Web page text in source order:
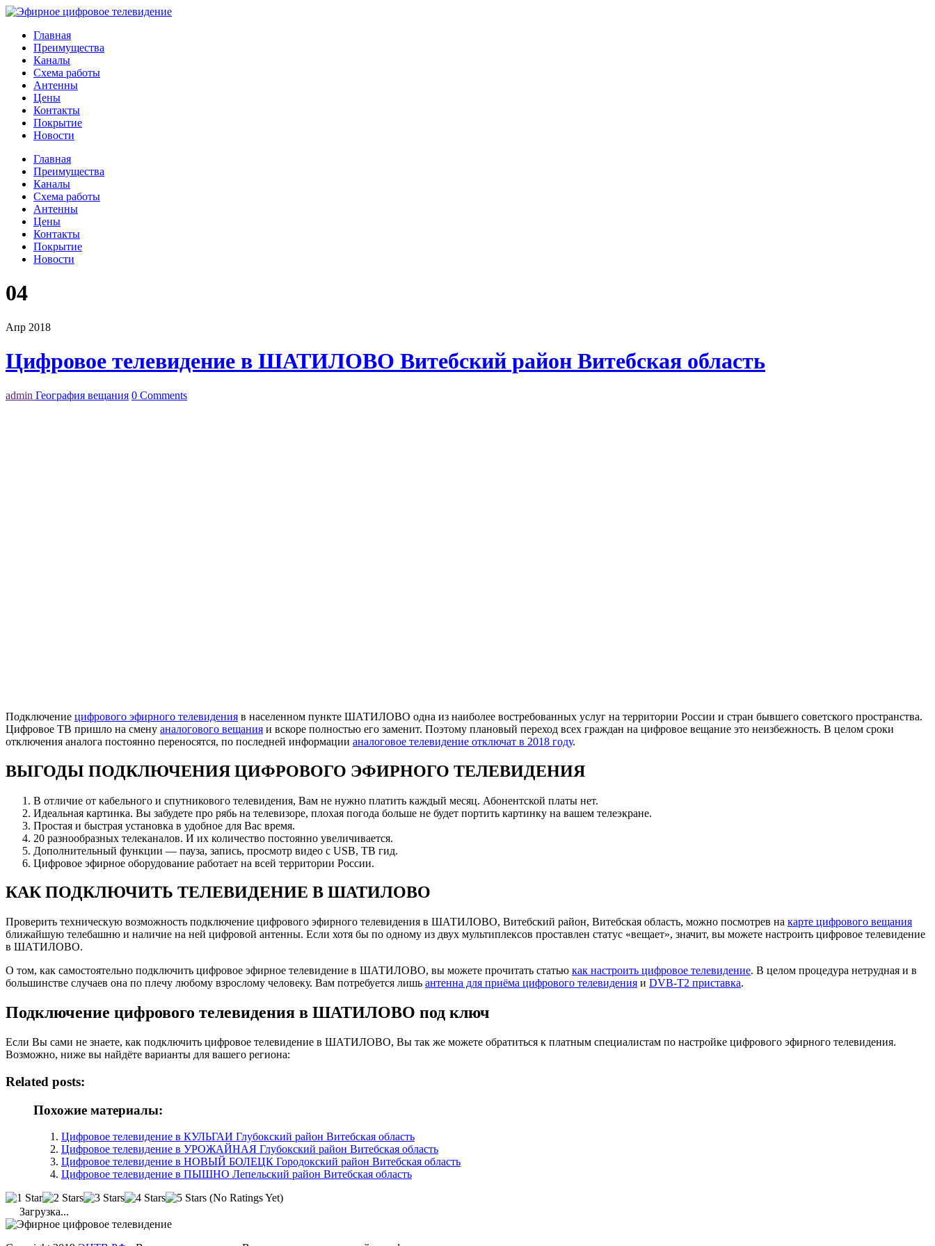
Главная
Преимущества
Каналы
Схема работы
Антенны
Цены
Контакты
Покрытие
Новости
Главная
Преимущества
Каналы
Схема работы
Антенны
Цены
Контакты
Покрытие
Новости
04
Апр 2018
Цифровое телевидение в ШАТИЛОВО Витебский район Витебская область
admin География вещания 0 Comments
Подключение цифрового эфирного телевидения в населенном пункте ШАТИЛОВО одна из наиболее востребованных услуг на территории России и стран бывшего советского пространства.
Цифровое ТВ пришло на смену аналогового вещания и вскоре полностью его заменит. Поэтому плановый переход всех граждан на цифровое вещание это неизбежность. В целом сроки
отключения аналога постоянно переносятся, по последней информации аналоговое телевидение отключат в 2018 году.
ВЫГОДЫ ПОДКЛЮЧЕНИЯ ЦИФРОВОГО ЭФИРНОГО ТЕЛЕВИДЕНИЯ
В отличие от кабельного и спутникового телевидения, Вам не нужно платить каждый месяц. Абонентской платы нет.
Идеальная картинка. Вы забудете про рябь на телевизоре, плохая погода больше не будет портить картинку на вашем телеэкране.
Простая и быстрая установка в удобное для Вас время.
20 разнообразных телеканалов. И их количество постоянно увеличивается.
Дополнительный функции — пауза, запись, просмотр видео с USB, ТВ гид.
Цифровое эфирное оборудование работает на всей территории России.
КАК ПОДКЛЮЧИТЬ ТЕЛЕВИДЕНИЕ В ШАТИЛОВО
Проверить техническую возможность подключение цифрового эфирного телевидения в ШАТИЛОВО, Витебский район, Витебская область, можно посмотрев на карте цифрового вещания
ближайшую телебашню и наличие на ней цифровой антенны. Если хотя бы по одному из двух мультиплексов проставлен статус «вещает», значит, вы можете настроить цифровое телевидение
в ШАТИЛОВО.
О том, как самостоятельно подключить цифровое эфирное телевидение в ШАТИЛОВО, вы можете прочитать статью как настроить цифровое телевидение. В целом процедура нетрудная и в
большинстве случаев она по плечу любому взрослому человеку. Вам потребуется лишь антенна для приёма цифрового телевидения и DVB-T2 приставка.
Подключение цифрового телевидения в ШАТИЛОВО под ключ
Если Вы сами не знаете, как подключить цифровое телевидение в ШАТИЛОВО, Вы так же можете обратиться к платным специалистам по настройке цифрового эфирного телевидения.
Возможно, ниже вы найдёте варианты для вашего региона:
Related posts:
Похожие материалы:
Цифровое телевидение в КУЛЬГАИ Глубокский район Витебская область
Цифровое телевидение в УРОЖАЙНАЯ Глубокский район Витебская область
Цифровое телевидение в НОВЫЙ БОЛЕЦК Городокский район Витебская область
Цифровое телевидение в ПЫШНО Лепельский район Витебская область
(No Ratings Yet)
Загрузка...